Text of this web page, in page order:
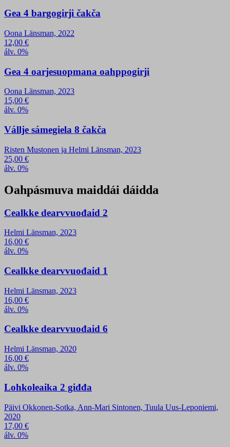
Gea 4 bargogirji čakča
Oona Länsman, 2022
12,00 €
álv. 0%
Gea 4 oarjesuopmana oahppogirji
Oona Länsman, 2023
15,00 €
álv. 0%
Vállje sámegiela 8 čakča
Risten Mustonen ja Helmi Länsman, 2023
25,00 €
álv. 0%
Oahpásmuva maiddái dáidda
Cealkke dearvvuođaid 2
Helmi Länsman, 2023
16,00 €
álv. 0%
Cealkke dearvvuođaid 1
Helmi Länsman, 2023
16,00 €
álv. 0%
Cealkke dearvvuođaid 6
Helmi Länsman, 2020
16,00 €
álv. 0%
Lohkoleaika 2 giđđa
Päivi Okkonen-Sotka, Ann-Mari Sintonen, Tuula Uus-Leponiemi,
2020
17,00 €
álv. 0%